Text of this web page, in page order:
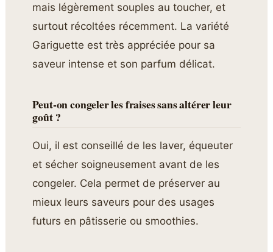
mais légèrement souples au toucher, et
surtout récoltées récemment. La variété
Gariguette est très appréciée pour sa
saveur intense et son parfum délicat.
Peut-on congeler les fraises sans altérer leur
goût ?
Oui, il est conseillé de les laver, équeuter
et sécher soigneusement avant de les
congeler. Cela permet de préserver au
mieux leurs saveurs pour des usages
futurs en pâtisserie ou smoothies.